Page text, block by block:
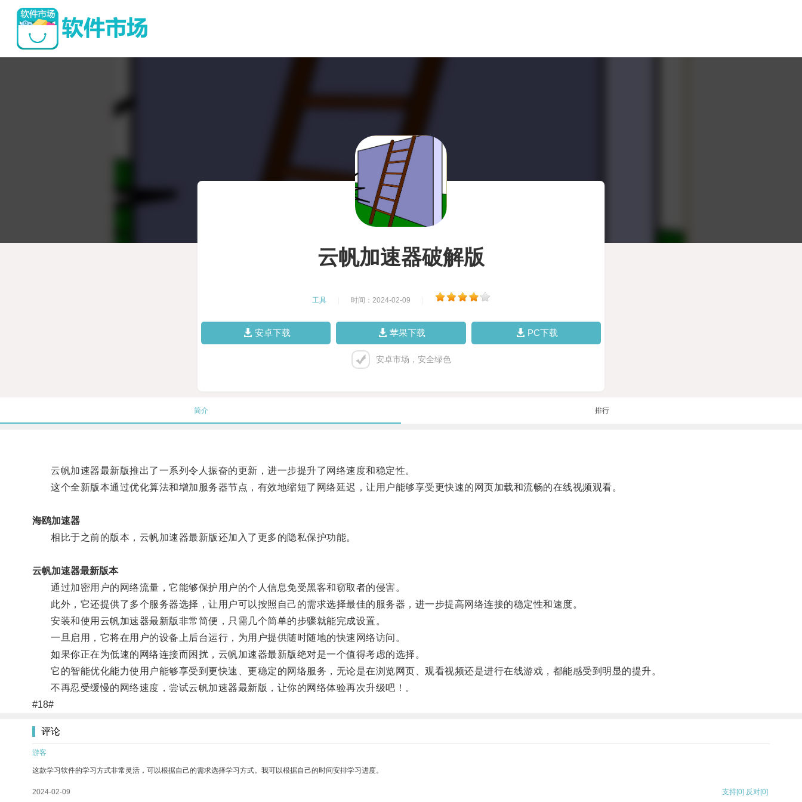
云帆加速器破解版
工具 时间：2024-02-09
安卓下载 苹果下载 PC下载
安卓市场，安全绿色
简介 排行
云帆加速器最新版推出了一系列令人振奋的更新，进一步提升了网络速度和稳定性。
这个全新版本通过优化算法和增加服务器节点，有效地缩短了网络延迟，让用户能够享受更快速的网页加载和流畅的在线视频观看。
海鸥加速器
相比于之前的版本，云帆加速器最新版还加入了更多的隐私保护功能。
云帆加速器最新版本
通过加密用户的网络流量，它能够保护用户的个人信息免受黑客和窃取者的侵害。
此外，它还提供了多个服务器选择，让用户可以按照自己的需求选择最佳的服务器，进一步提高网络连接的稳定性和速度。
安装和使用云帆加速器最新版非常简便，只需几个简单的步骤就能完成设置。
一旦启用，它将在用户的设备上后台运行，为用户提供随时随地的快速网络访问。
如果你正在为低速的网络连接而困扰，云帆加速器最新版绝对是一个值得考虑的选择。
它的智能优化能力使用户能够享受到更快速、更稳定的网络服务，无论是在浏览网页、观看视频还是进行在线游戏，都能感受到明显的提升。
不再忍受缓慢的网络速度，尝试云帆加速器最新版，让你的网络体验再次升级吧！。
#18#
评论
游客
这款学习软件的学习方式非常灵活，可以根据自己的需求选择学习方式。我可以根据自己的时间安排学习进度。
2024-02-09 支持[0] 反对[0]